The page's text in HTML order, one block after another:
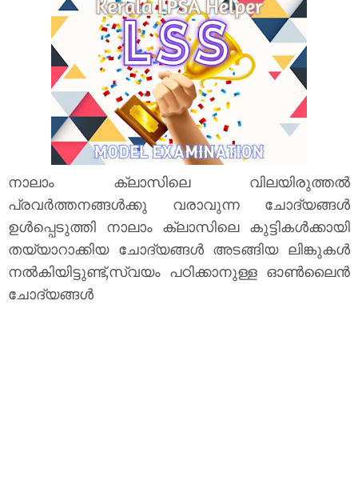
നാലാം ക്ലാസിലെ വിലയിരുത്തൽ
പ്രവർത്തനങ്ങൾക്കു വരാവുന്ന ചോദ്യങ്ങൾ
ഉൾപ്പെടുത്തി നാലാം ക്ലാസിലെ കുട്ടികൾക്കായി
തയ്യാറാക്കിയ ചോദ്യങ്ങൾ അടങ്ങിയ ലിങ്കുകൾ
നൽകിയിട്ടുണ്ട്,സ്വയം പഠിക്കാനുള്ള ഓൺലൈൻ
ചോദ്യങ്ങൾ